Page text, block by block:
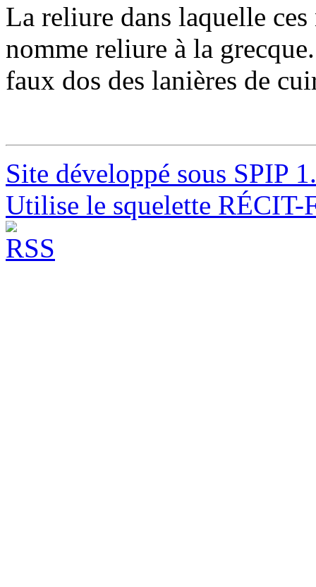
La reliure dans laquelle ces
nomme reliure à la
faux dos des lanières de
Site développé sous SPIP
Utilise le squelette RÉCIT-